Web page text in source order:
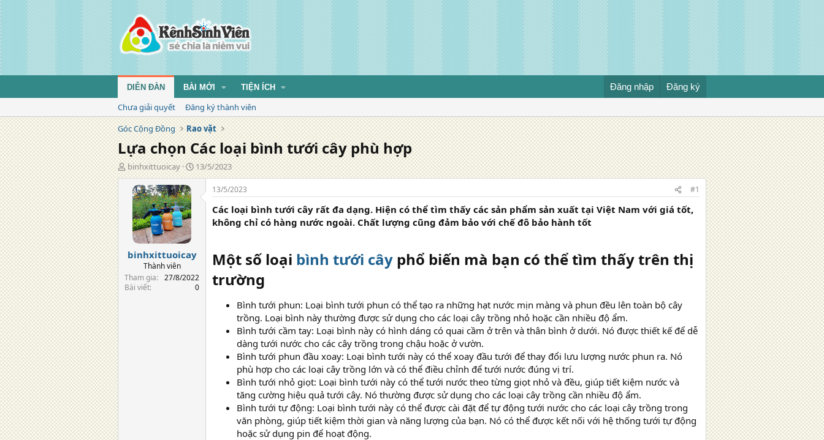
DIỄN ĐÀN BÀI MỚI TIỆN ÍCH Đăng nhập Đăng ký
Chưa giải quyết
Đăng ký thành viên
Góc Cộng Đồng
Rao vặt
Lựa chọn Các loại bình tưới cây phù hợp
T
á
binhxittuoicay
N
g
13/5/2023
binhxittuoicay
Thành viên
Tham gia
27/8/2022
Bài viết
0
13/5/2023 #1
Các loại bình tưới cây rất đa dạng. Hiện có thể tìm thấy các sản phẩm sản xuất tại Việt Nam với giá tốt,
không chỉ có hàng nước ngoài. Chất lượng cũng đảm bảo với chế đô bảo hành tốt
Một số loại bình tưới cây phổ biến mà bạn có thể tìm thấy trên thị
trường​
Bình tưới phun: Loại bình tưới phun có thể tạo ra những hạt nước mịn màng và phun đều lên toàn bộ cây
trồng. Loại bình này thường được sử dụng cho các loại cây trồng nhỏ hoặc cần nhiều độ ẩm.
Bình tưới cầm tay: Loại bình này có hình dáng có quai cầm ở trên và thân bình ở dưới. Nó được thiết kế để dễ
dàng tưới nước cho các cây trồng trong chậu hoặc ở vườn.
Bình tưới phun đầu xoay: Loại bình tưới này có thể xoay đầu tưới để thay đổi lưu lượng nước phun ra. Nó
phù hợp cho các loại cây trồng lớn và có thể điều chỉnh để tưới nước đúng vị trí.
Bình tưới nhỏ giọt: Loại bình tưới này có thể tưới nước theo từng giọt nhỏ và đều, giúp tiết kiệm nước và
tăng cường hiệu quả tưới cây. Nó thường được sử dụng cho các loại cây trồng cần nhiều độ ẩm.
Bình tưới tự động: Loại bình tưới này có thể được cài đặt để tự động tưới nước cho các loại cây trồng trong
văn phòng, giúp tiết kiệm thời gian và năng lượng của bạn. Nó có thể được kết nối với hệ thống tưới tự động
hoặc sử dụng pin để hoạt động.